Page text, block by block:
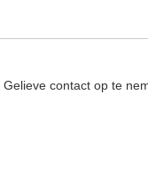
Gelieve contact op te